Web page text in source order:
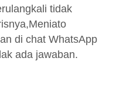
tidak
di chat WhatsApp
ada jawaban.